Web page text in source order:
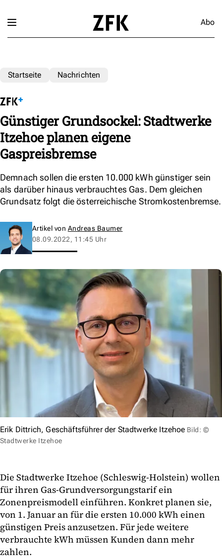
Abo
Startseite Nachrichten
Günstiger Grundsockel: Stadtwerke
Itzehoe planen eigene
Gaspreisbremse
Demnach sollen die ersten 10.000 kWh günstiger sein
als darüber hinaus verbrauchtes Gas. Dem gleichen
Grundsatz folgt die österreichische Stromkostenbremse.
Artikel von Andreas Baumer
08.09.2022, 11:45 Uhr
Erik Dittrich, Geschäftsführer der Stadtwerke Itzehoe Bild: ©
Stadtwerke Itzehoe
Die Stadtwerke Itzehoe (Schleswig-Holstein) wollen
für ihren Gas-Grundversorgungstarif ein
Zonenpreismodell einführen. Konkret planen sie,
von 1. Januar an für die ersten 10.000 kWh einen
günstigen Preis anzusetzen. Für jede weitere
verbrauchte kWh müssen Kunden dann mehr
zahlen.